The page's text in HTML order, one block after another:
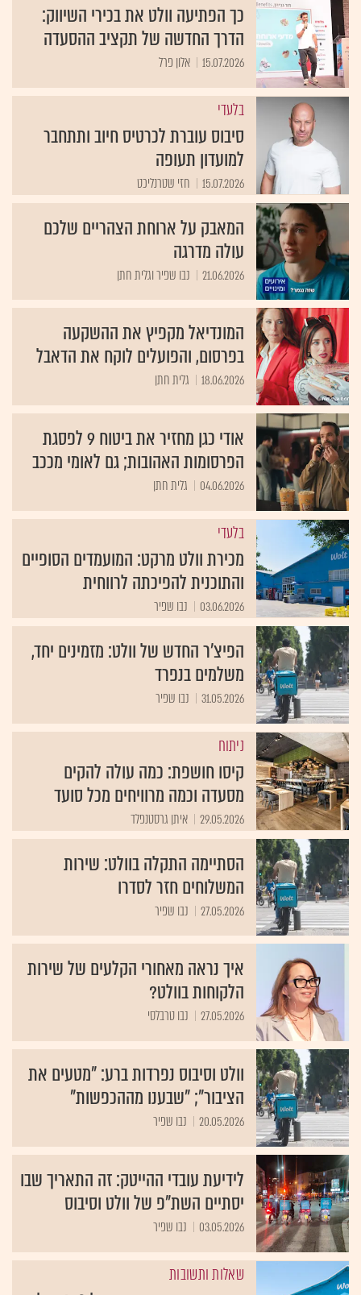
כך הפתיעה וולט את בכירי השיווק:
הדרך החדשה של תקציב ההסעדה
15.07.2026 אלון פרל
בלעדי
סיבוס עוברת לכרטיס חיוב ותתחבר
למועדון תעופה
15.07.2026 חזי שטרנליכט
המאבק על ארוחת הצהריים שלכם
עולה מדרגה
21.06.2026 נבו שפיר וגלית חתן
המונדיאל מקפיץ את ההשקעה
בפרסום, והפועלים לוקח את הדאבל
18.06.2026 גלית חתן
אודי כגן מחזיר את ביטוח 9 לפסגת
הפרסומות האהובות; גם לאומי מככב
04.06.2026 גלית חתן
בלעדי
מכירת וולט מרקט: המועמדים הסופיים
והתוכנית להפיכתה לרווחית
03.06.2026 נבו שפיר
הפיצ’ר החדש של וולט: מזמינים יחד,
משלמים בנפרד
31.05.2026 נבו שפיר
ניתוח
קיסו חושפת: כמה עולה להקים
מסעדה וכמה מרוויחים מכל סועד
29.05.2026 איתן גרסטנפלד
הסתיימה התקלה בוולט: שירות
המשלוחים חזר לסדרו
27.05.2026 נבו שפיר
איך נראה מאחורי הקלעים של שירות
הלקוחות בוולט?
27.05.2026 נבו טרבלסי
וולט וסיבוס נפרדות ברע: "מטעים את
הציבור"; "שבענו מההכפשות"
20.05.2026 נבו שפיר
לידיעת עובדי ההייטק: זה התאריך שבו
יסתיים השת"פ של וולט וסיבוס
03.05.2026 נבו שפיר
שאלות ותשובות